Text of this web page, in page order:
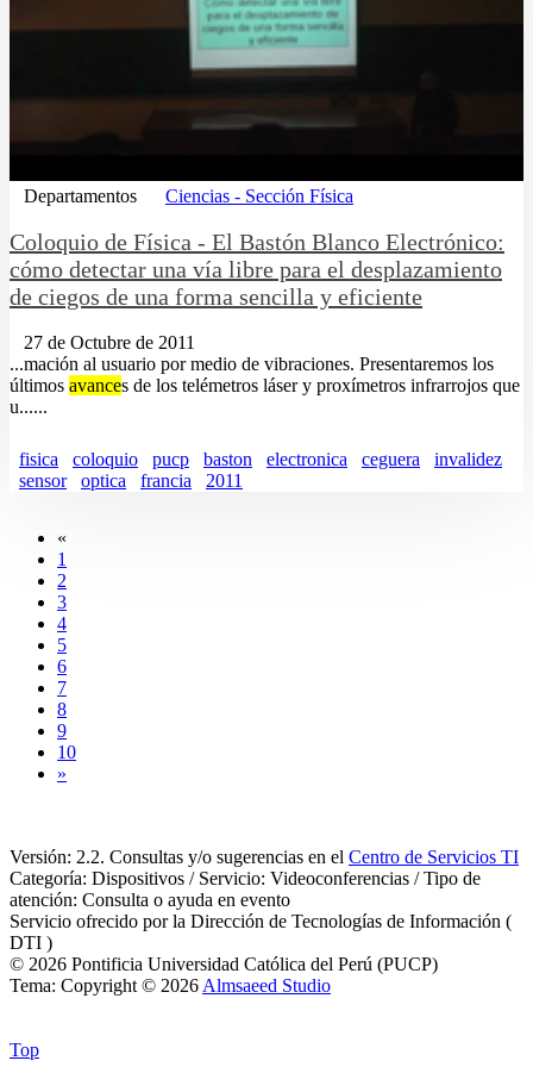
Departamentos Ciencias - Sección Física
Coloquio de Fí­sica - El Bastón Blanco Electrónico:
cómo detectar una ví­a libre para el desplazamiento
de ciegos de una forma sencilla y eficiente
27 de Octubre de 2011
...mación al usuario por medio de vibraciones. Presentaremos los
últimos avances de los telémetros láser y proxímetros infrarrojos que
u......
fisica coloquio pucp baston electronica ceguera
invalidez
sensor
optica francia 2011
«
1
2
3
4
5
6
7
8
9
10
»
Versión: 2.2. Consultas y/o sugerencias en el Centro de Servicios TI
Categoría: Dispositivos / Servicio: Videoconferencias / Tipo de
atención: Consulta o ayuda en evento
Servicio ofrecido por la Dirección de Tecnologías de Información (
DTI )
© 2026 Pontificia Universidad Católica del Perú (PUCP)
Tema: Copyright © 2026 Almsaeed Studio
Top